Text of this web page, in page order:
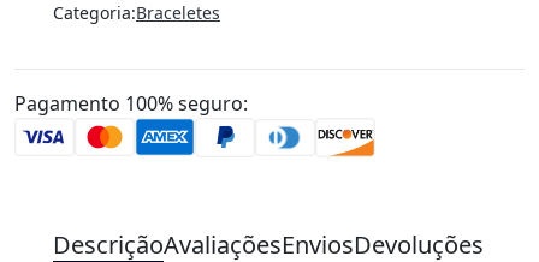
Categoria:Braceletes
Pagamento 100% seguro:
DescriçãoAvaliaçõesEnviosDevoluções